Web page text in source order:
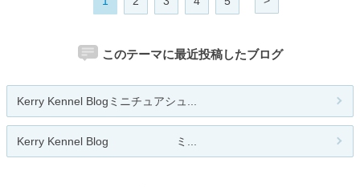
このテーマに最近投稿したブログ
Kerry Kennel Blogミニチュアシュ...
Kerry Kennel Blog ミ...